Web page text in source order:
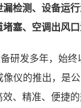
检测、设备运
塞、空调出风
研发多年，始
仪的推出，是
、精准、便捷